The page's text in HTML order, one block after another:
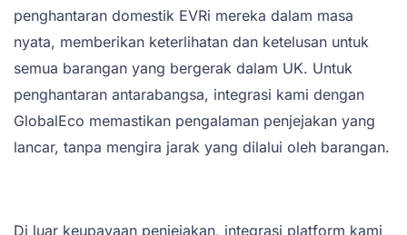
penghantaran domestik EVRi mereka dalam masa
nyata, memberikan keterlihatan dan ketelusan untuk
semua barangan yang bergerak dalam UK. Untuk
penghantaran antarabangsa, integrasi kami dengan
GlobalEco memastikan pengalaman penjejakan yang
lancar, tanpa mengira jarak yang dilalui oleh barangan.
Di luar keupayaan penjejakan, integrasi platform kami